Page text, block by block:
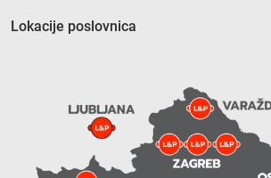
Lokacije poslovnica